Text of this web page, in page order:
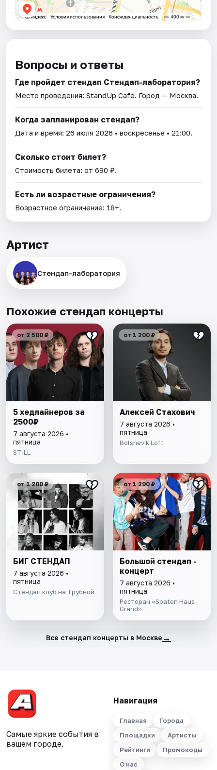
Вопросы и ответы
Где пройдет стендап Стендап-лаборатория?
Место проведения:StandUp Cafe. Город — Москва.
Когда запланирован стендап?
Дата и время:26 июля 2026 • воскресенье • 21:00.
Сколько стоит билет?
Стоимость билета: от 690 ₽.
Есть ли возрастные ограничения?
Возрастное ограничение: 18+.
Артист
Стендап-лаборатория
Похожие стендап концерты
от 2 500 ₽
5 хедлайнеров за
2500₽
7 августа 2026 •
пятница
STILL
от 1 200 ₽
Алексей Стахович
7 августа 2026 •
пятница
Bolshevik Loft
от 1 200 ₽
БИГ СТЕНДАП
7 августа 2026 •
пятница
Стендап клуб на Трубной
от 1 290 ₽
Большой стендап -
концерт
7 августа 2026 •
пятница
Ресторан «Spaten Haus
Grand»
Все стендап концерты в Москве →
Самые яркие события в
вашем городе.
Навигация
Главная
Города
Площадки
Артисты
Рейтинги
Промокоды
О нас